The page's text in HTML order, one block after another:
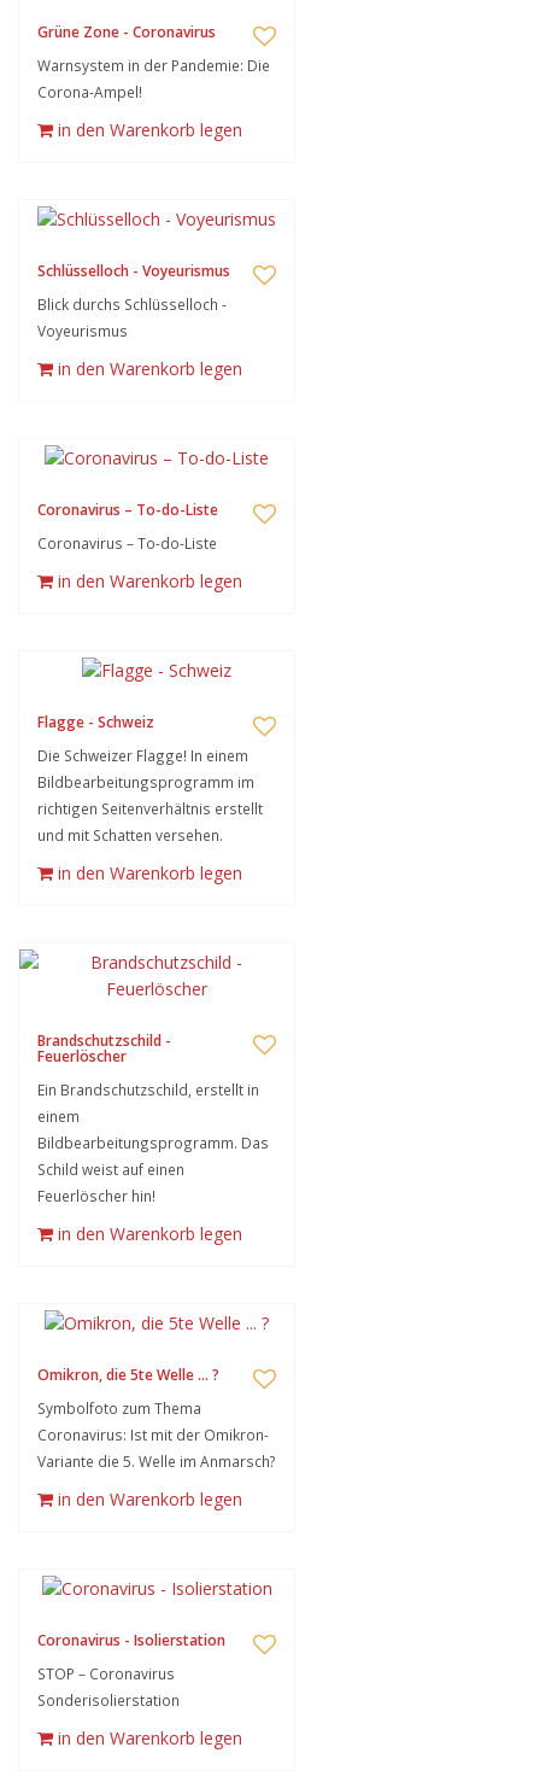
Grüne Zone - Coronavirus
Warnsystem in der Pandemie: Die
Corona-Ampel!
in den Warenkorb legen
Schlüsselloch - Voyeurismus
Blick durchs Schlüsselloch -
Voyeurismus
in den Warenkorb legen
Coronavirus – To-do-Liste
Coronavirus – To-do-Liste
in den Warenkorb legen
Flagge - Schweiz
Die Schweizer Flagge! In einem
Bildbearbeitungsprogramm im
richtigen Seitenverhältnis erstellt
und mit Schatten versehen.
in den Warenkorb legen
Brandschutzschild -
Feuerlöscher
Ein Brandschutzschild, erstellt in
einem
Bildbearbeitungsprogramm. Das
Schild weist auf einen
Feuerlöscher hin!
in den Warenkorb legen
Omikron, die 5te Welle ... ?
Symbolfoto zum Thema
Coronavirus: Ist mit der Omikron-
Variante die 5. Welle im Anmarsch?
in den Warenkorb legen
Coronavirus - Isolierstation
STOP – Coronavirus
Sonderisolierstation
in den Warenkorb legen